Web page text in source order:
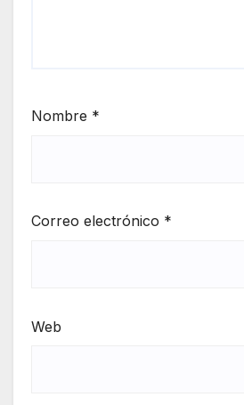
Nombre *
Correo electrónico *
Web